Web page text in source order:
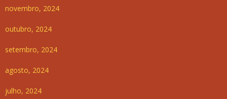
novembro, 2024
outubro, 2024
setembro, 2024
agosto, 2024
julho, 2024